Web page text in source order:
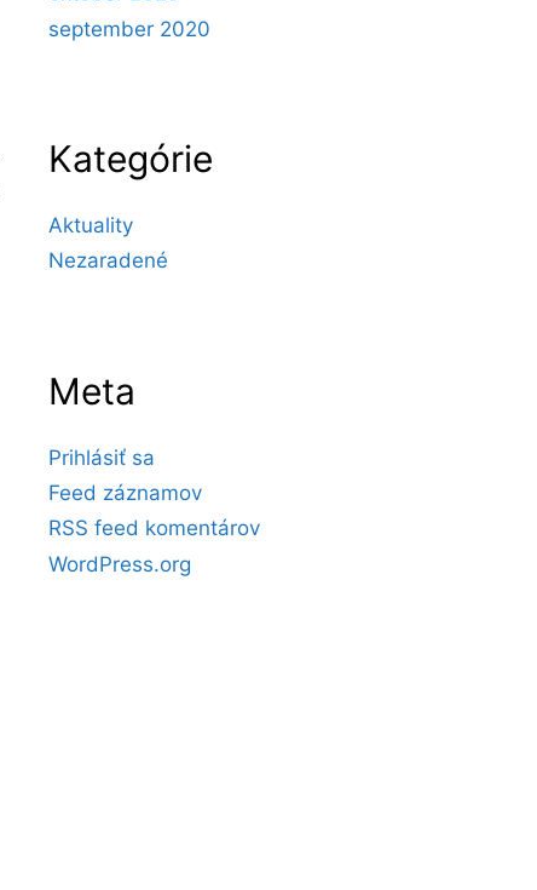
september 2020
Kategórie
Aktuality
Nezaradené
Meta
Prihlásiť sa
Feed záznamov
RSS feed komentárov
WordPress.org